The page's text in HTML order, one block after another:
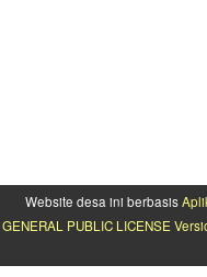
Website desa ini berbasis
GENERAL PUBLIC LICENSE